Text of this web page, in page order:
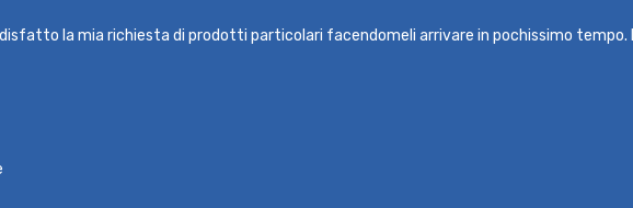
la mia richiesta di prodotti particolari facendomeli arrivare in pochissimo tempo.